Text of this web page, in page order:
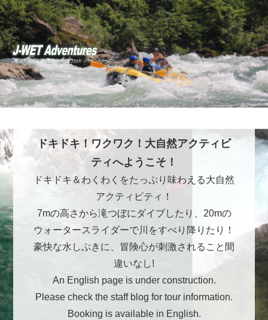
ドキドキ！ワクワク！大自然アクティビ
ティへようこそ！
ドキドキ＆わくわくをたっぷり味わえる大自然
アクティビティ！
7mの高さから滝つぼにダイブしたり、20mの
ウォータースライダーで川をすべり降りたり！
豪快な水しぶきに、冒険心が刺激されること間
違いなし!
An English page is under construction.
Please check the staff blog for tour information.
Booking is available in English.